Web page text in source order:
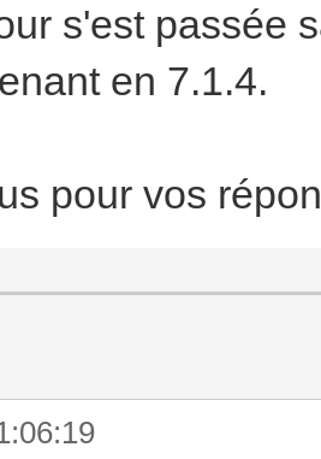
s'est passée
en 7.1.4.
pour vos